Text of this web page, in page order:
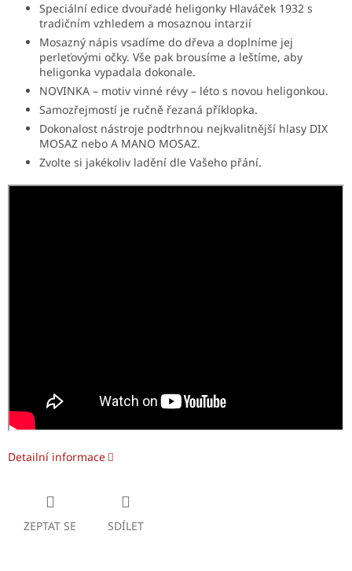
Speciální edice dvouřadé heligonky Hlaváček 1932 s
tradičním vzhledem a mosaznou intarzií
Mosazný nápis vsadíme do dřeva a doplníme jej
perleťovými očky. Vše pak brousíme a leštíme, aby
heligonka vypadala dokonale.
NOVINKA – motiv vinné révy – léto s novou heligonkou.
Samozřejmostí je ručně řezaná příklopka.
Dokonalost nástroje podtrhnou nejkvalitnější hlasy DIX
MOSAZ nebo A MANO MOSAZ.
Zvolte si jakékoliv ladění dle Vašeho přání.
Detailní informace
ZEPTAT SE SDÍLET